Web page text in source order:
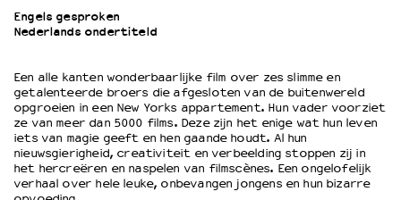
Kaartverkoop
EDUCATIE
Schoolvoorstellingen
Filmprogramma’s Primair Onderwijs
Filmprogramma’s VO/MBO
Speciale educatieprogramma’s
Engels gesproken
Nederlands ondertiteld
Een alle kanten wonderbaarlijke film over zes slimme en
getalenteerde broers die afgesloten van de buitenwereld
opgroeien in een New Yorks appartement. Hun vader voorziet
ze van meer dan 5000 films. Deze zijn het enige wat hun leven
iets van magie geeft en hen gaande houdt. Al hun
nieuwsgierigheid, creativiteit en verbeelding stoppen zij in
het hercreëren en naspelen van filmscènes. Een ongelofelijk
verhaal over hele leuke, onbevangen jongens en hun bizarre